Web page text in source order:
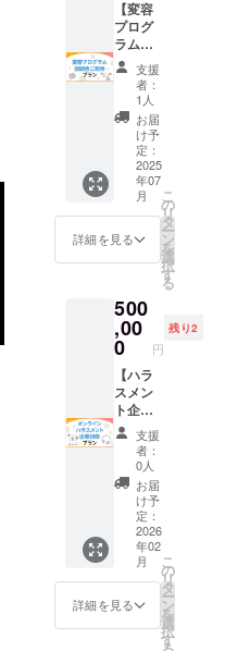
御座い
ます。
公序良
俗に反
するも
の等を
ご記入
頂いた
場合、
掲載す
ること
が出来
ませ
ん。 ※
文字で
の掲載
時、必
ず備考
欄に希
望され
るお名
前をご
記入く
ださ
い。
OKで
す。イ
ベント
中に質
問が出
来る
URLも
ご用意
致しま
す。 ②
クラ
ファン
終了後
に代表
からの
お礼
をお送
りしま
す ※質
問は、
支援時
の「備
考欄」
にご記
入くだ
さい。
申込み
時に質
問が思
い浮か
ばない
場合は
「な
し」と
ご記入
くださ
向けの
プラン
です。
クラ
ファン
終了後
に代表
からの
お礼
メール
をお送
りしま
す。
※「お礼
のメー
ルプラ
同リ
ターン
となり
ます。
同プラ
ンに金
額を上
乗せし
た場合
と内容
は変わ
りませ
ん。
【変容
プログ
ラム説
明会ご
招待プ
ラン】
①2025
年7月27
日14:00
～16:00
にzoom
で行う
「変容
プログ
ラム説
明会」
待しま
す。
GADHA
が実際
に行っ
ている
有償プ
ログラ
ムの流
れと
「プロ
グラム
の過程
で加害
者がど
のよう
な反応
を示
し、変
容して
支援
者：
1人
お届
け予
定：
2025
年07
月
詳細を見る
こ
の
リ
タ
ー
ン
を
選
択
す
る
500
,00
0 円
残り2
【ハラ
スメン
ト企業
研修プ
ラン
（オン
ライ
ン）】
①代表
の中川
が2025
年8月～
2026年
2月の間
で
「zoom
支援
者：
0人
お届
け予
定：
2026
年02
月
詳細を見る
こ
の
リ
タ
ー
ン
を
選
択
す